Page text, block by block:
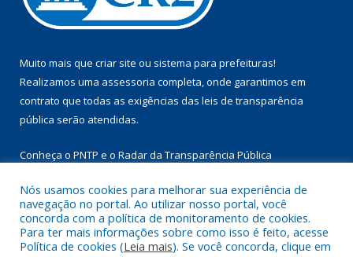
Muito mais que criar site ou sistema para prefeituras!
Realizamos uma assessoria completa, onde garantimos em
contrato que todas as exigências das leis de transparência
pública serão atendidas.
Conheça o PNTP e o Radar da Transparência Pública
Todos os direitos reservados a Câmara Municipal de Aurora do
Pará.
Nós usamos cookies para melhorar sua experiência de
navegação no portal. Ao utilizar nosso portal, você
concorda com a política de monitoramento de cookies.
Para ter mais informações sobre como isso é feito, acesse
Política de cookies (Leia mais). Se você concorda, clique em